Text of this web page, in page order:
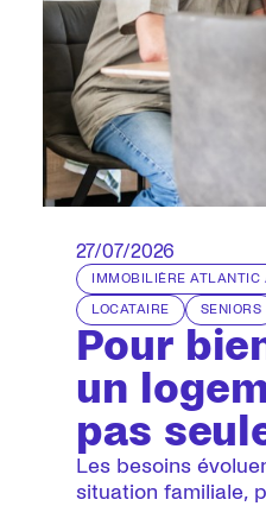
27/07/2026
IMMOBILIÈRE ATLANTIC
LOCATAIRE
SENIORS
Pour
un
pas
Les besoins
situation familiale,